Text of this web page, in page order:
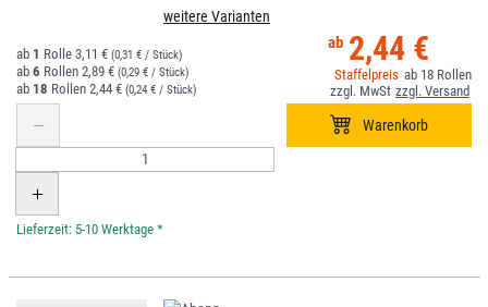
weitere Varianten
2,44 €
18
1 3,11 € (0,31 € / Stück)
6 2,89 € (0,29 € / Stück)
18 2,44 € (0,24 € / Stück)
*